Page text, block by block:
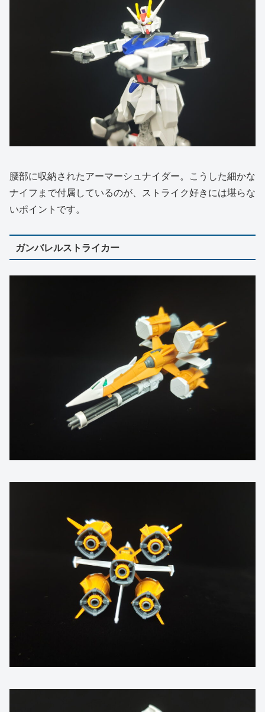
腰部に収納されたアーマーシュナイダー。こうした細かな
ナイフまで付属しているのが、ストライク好きには堪らな
いポイントです。
ガンバレルストライカー